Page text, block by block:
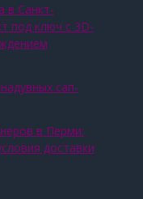
в Санкт-
под ключ с 3D-
сап-
в Перми:
доставки